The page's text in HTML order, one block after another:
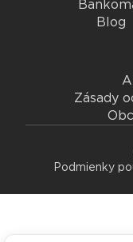
Blog
Zásady
Podmienky